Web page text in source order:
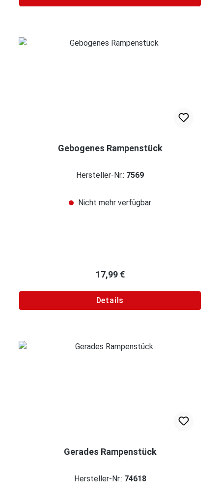
Gebogenes Rampenstück
Hersteller-Nr.: 7569
Nicht mehr verfügbar
Regulärer Preis:
17,99 €
Details
Gerades Rampenstück
Hersteller-Nr.: 74618